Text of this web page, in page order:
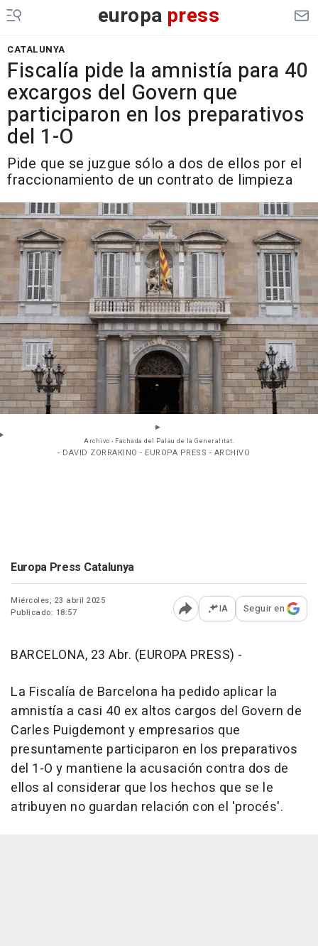
europa press
CATALUNYA
Fiscalía pide la amnistía para 40
excargos del Govern que
participaron en los preparativos
del 1-O
Pide que se juzgue sólo a dos de ellos por el
fraccionamiento de un contrato de limpieza
Archivo - Fachada del Palau de la Generalitat.
- DAVID ZORRAKINO - EUROPA PRESS - ARCHIVO
Europa Press Catalunya
Miércoles, 23 abril 2025
Publicado: 18:57
Abrir opciones para
IA Seguir en
BARCELONA, 23 Abr. (EUROPA PRESS) -
La Fiscalía de Barcelona ha pedido aplicar la
amnistía a casi 40 ex altos cargos del Govern de
Carles Puigdemont y empresarios que
presuntamente participaron en los preparativos
del 1-O y mantiene la acusación contra dos de
ellos al considerar que los hechos que se le
atribuyen no guardan relación con el 'procés'.